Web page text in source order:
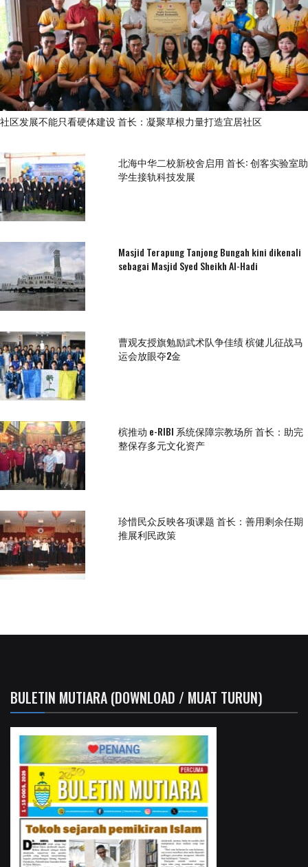
社区发展不能只看硬体建设 首长：凝聚草根力量打造宜居社区
北海中华二校新校舍启用 首长: 创客实验室助
学生接轨科技发展
Masjid Terapung Tanjong Bungah kini dikenali
sebagai Masjid Syed Sheikh Al-Hadi
曹观友授旗勉励武术队争佳绩 槟健儿征战马
运会放眼夺2金
槟推动 e-RIBI 系统保障宗教场所 首长：助完
整保存多元文化资产
珍惜民众反映各项课题 首长：善用剩余任期
推展利民政策
BULETIN MUTIARA (DOWNLOAD / MUAT TURUN)